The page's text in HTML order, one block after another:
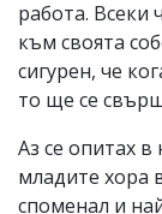
работа. Всеки
към своята
сигурен, че
то ще се
Аз се опитах в
младите хора
споменал и